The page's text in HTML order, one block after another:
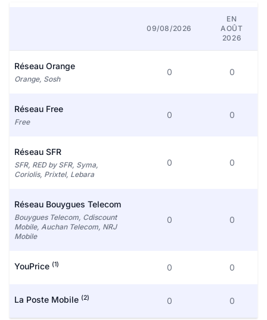
09/08/2026
EN
AOÛT
2026
Réseau Orange
Orange, Sosh
0 0
Réseau Free
Free
0 0
Réseau SFR
SFR, RED by SFR, Syma,
Coriolis, Prixtel, Lebara
0 0
Réseau Bouygues Telecom
Bouygues Telecom, Cdiscount
Mobile, Auchan Telecom, NRJ
Mobile
0 0
YouPrice (1) 0 0
La Poste Mobile (2) 0 0